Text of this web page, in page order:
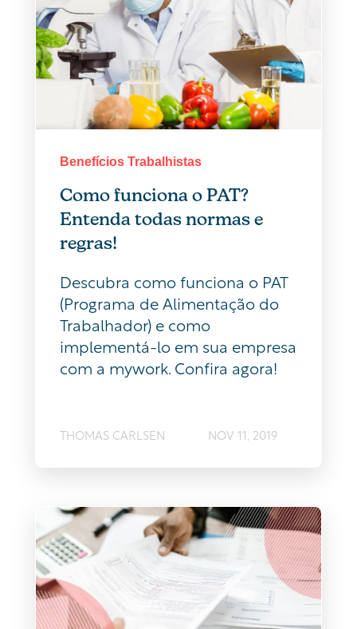
Benefícios Trabalhistas
Como funciona o PAT?
Entenda todas normas e
regras!
Descubra como funciona o PAT
(Programa de Alimentação do
Trabalhador) e como
implementá-lo em sua empresa
com a mywork. Confira agora!
THOMAS CARLSEN NOV 11, 2019